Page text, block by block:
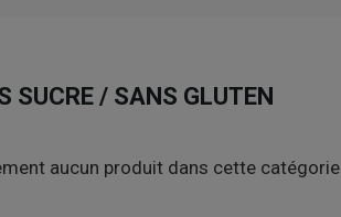
SUCRE / SANS GLUTEN
aucun produit dans cette catégorie